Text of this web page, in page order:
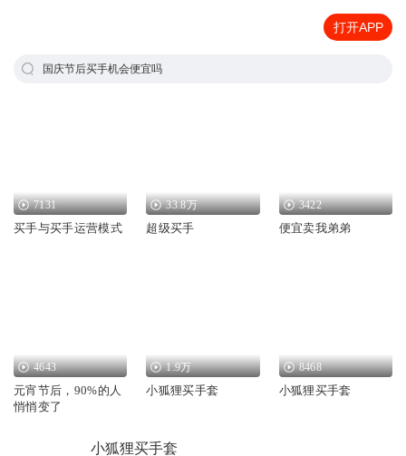
打开APP
国庆节后买手机会便宜吗
7131
买手与买手运营模式
33.8万
超级买手
3422
便宜卖我弟弟
4643
元宵节后，90%的人
悄悄变了
1.9万
小狐狸买手套
8468
小狐狸买手套
小狐狸买手套